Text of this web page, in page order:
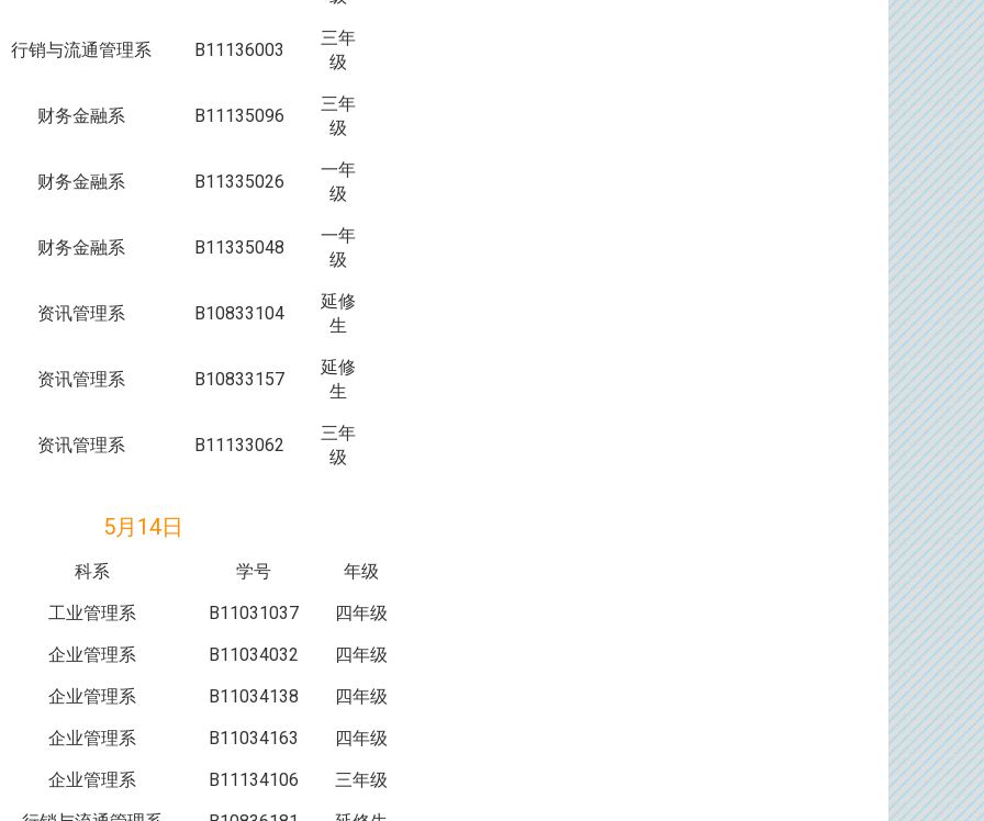
行销与流通管理系 B11136003
三年
级
财务金融系 B11135096
三年
级
财务金融系 B11335026
一年
级
财务金融系 B11335048
一年
级
资讯管理系 B10833104
延修
生
资讯管理系 B10833157
延修
生
资讯管理系 B11133062
三年
级
5月14日
科系 学号
年级
工业管理系 B11031037
四年级
企业管理系 B11034032
四年级
企业管理系 B11034138
四年级
企业管理系 B11034163
四年级
企业管理系 B11134106
三年级